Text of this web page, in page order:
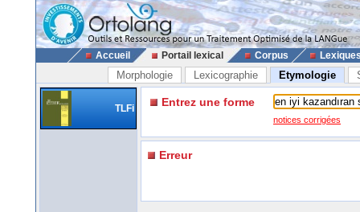
Accueil Portail lexical Corpus
Morphologie Lexicographie Etymologie
TLFi Entrez une forme
notices corrigées
Erreur